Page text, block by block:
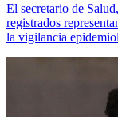
El secretario de
registrados
la vigilancia